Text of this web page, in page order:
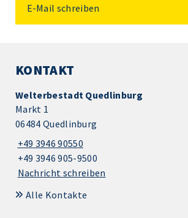
E-Mail schreiben
KONTAKT
Welterbestadt Quedlinburg
Markt 1
06484 Quedlinburg
+49 3946 90550
+49 3946 905-9500
Nachricht schreiben
Alle Kontakte